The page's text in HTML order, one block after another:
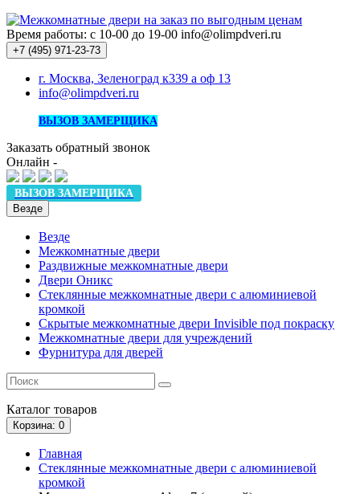
Время работы: с 10-00 до 19-00 info@olimpdveri.ru
+7 (495) 971-23-73
г. Москва, Зеленоград к339 а оф 13
info@olimpdveri.ru
ВЫЗОВ ЗАМЕРЩИКА
Заказать обратный звонок
Онлайн -
ВЫЗОВ ЗАМЕРЩИКА
Везде
Везде
Межкомнатные двери
Раздвижные межкомнатные двери
Двери Оникс
Стеклянные межкомнатные двери с алюминиевой
кромкой
Скрытые межкомнатные двери Invisible под покраску
Межкомнатные двери для учреждений
Фурнитура для дверей
Каталог товаров
Корзина: 0
Главная
Стеклянные межкомнатные двери с алюминиевой
кромкой